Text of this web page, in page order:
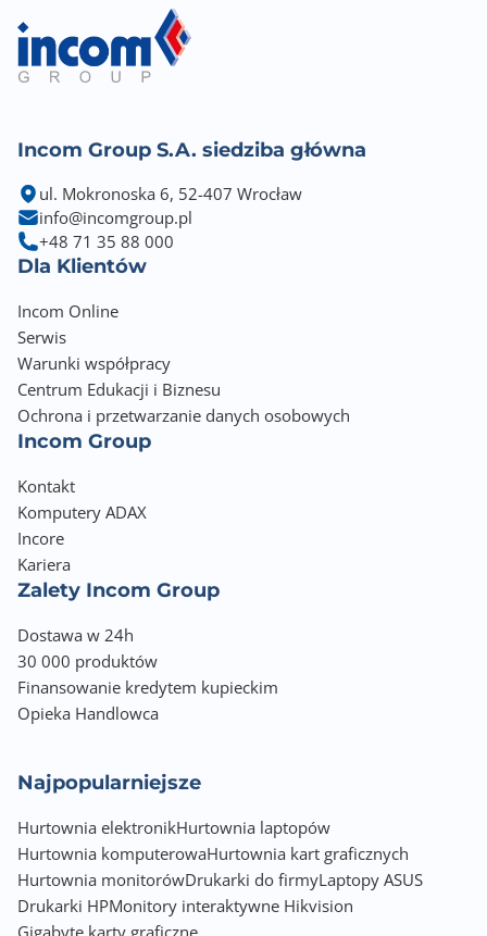
331,9 x 127,1 x 60
Rodzaj chłodzenia
Aktywne (wentylator+radiator)
Minimalna moc zasilacza
850 W
Liczba zajmowanych slotów w obudowie
3
Power Cable
Informacje dodatkowe
HDMI 2.1b, DP 2.1b
Dodatkowe złącza zasilania: 16-pin x1
Maksymalna rozdzielczość w trybie cyfrowym:
Incom Group S.A. siedziba główna
ul. Mokronoska 6, 52-407 Wrocław
info@incomgroup.pl
+48 71 35 88 000
Dla Klientów
Incom Online
Serwis
Warunki współpracy
Centrum Edukacji i Biznesu
Ochrona i przetwarzanie danych osobowych
Incom Group
Kontakt
Komputery ADAX
Incore
Kariera
Zalety Incom Group
Dostawa w 24h
30 000 produktów
Finansowanie kredytem kupieckim
Opieka Handlowca
Najpopularniejsze
Hurtownia elektronikHurtownia laptopów
Hurtownia komputerowaHurtownia kart graficznych
Hurtownia monitorówDrukarki do firmyLaptopy ASUS
Drukarki HPMonitory interaktywne Hikvision
Gigabyte karty graficzne